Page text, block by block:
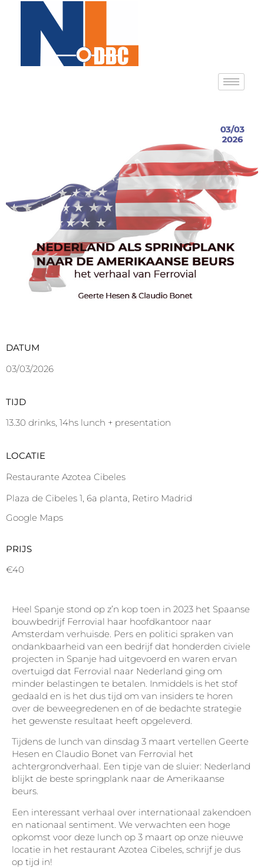
DATUM
03/03/2026
TIJD
13.30 drinks, 14hs lunch + presentation
LOCATIE
Restaurante Azotea Cibeles
Plaza de Cibeles 1, 6a planta, Retiro Madrid
Google Maps
PRIJS
€40
Heel Spanje stond op z’n kop toen in 2023 het Spaanse
bouwbedrijf Ferrovial haar hoofdkantoor naar
Amsterdam verhuisde. Pers en politici spraken van
ondankbaarheid van een bedrijf dat honderden civiele
projecten in Spanje had uitgevoerd en waren ervan
overtuigd dat Ferrovial naar Nederland ging om
minder belastingen te betalen. Inmiddels is het stof
gedaald en is het dus tijd om van insiders te horen
over de beweegredenen en of de bedachte strategie
het gewenste resultaat heeft opgeleverd.
Tijdens de lunch van dinsdag 3 maart vertellen Geerte
Hesen en Claudio Bonet van Ferrovial het
achtergrondverhaal. Een tipje van de sluier: Nederland
blijkt de beste springplank naar de Amerikaanse
beurs.
Een interessant verhaal over internationaal zakendoen
en nationaal sentiment. We verwachten een hoge
opkomst voor deze lunch op 3 maart op onze nieuwe
locatie in het restaurant Azotea Cibeles, schrijf je dus
op tijd in!